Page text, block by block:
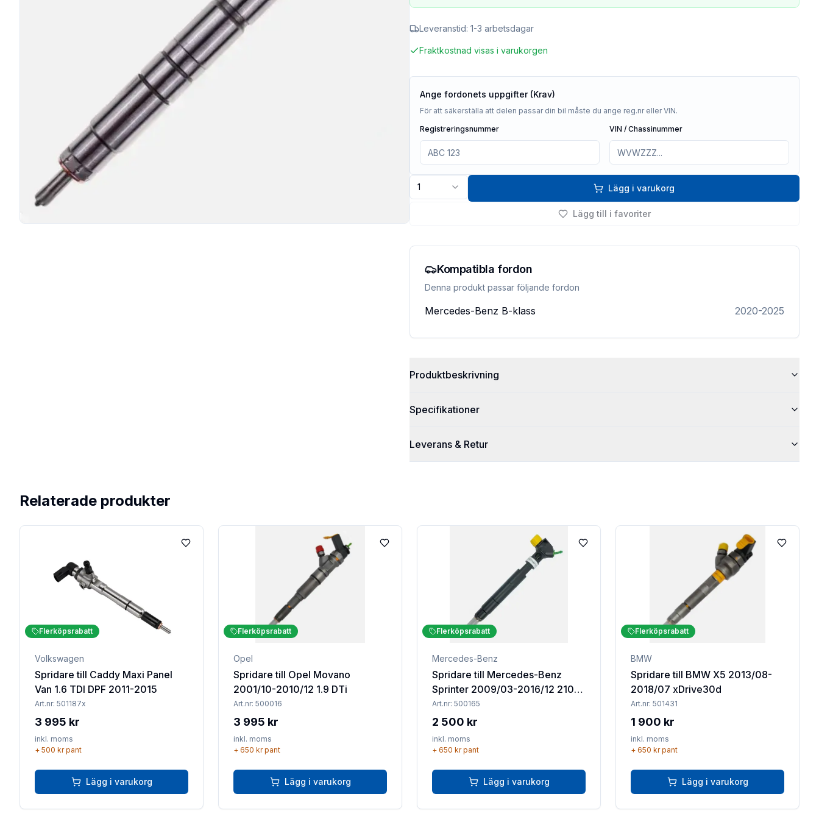
Leveranstid: 1-3 arbetsdagar
Fraktkostnad visas i varukorgen
Ange fordonets uppgifter (Krav)
För att säkerställa att delen passar din bil måste du ange reg.nr eller VIN.
Registreringsnummer
VIN / Chassinummer
1 Lägg i varukorg
Lägg till i favoriter
Kompatibla fordon
Denna produkt passar följande fordon
Mercedes-Benz B-klass 2020-2025
Produktbeskrivning
Specifikationer
Leverans & Retur
Relaterade produkter
Lägg till i favoriter
Flerköpsrabatt
Volkswagen
Spridare till Caddy Maxi Panel
Van 1.6 TDI DPF 2011-2015
Art.nr: 501187x
3 995 kr
inkl. moms
+ 500 krpant
Lägg i varukorg
Lägg till i favoriter
Flerköpsrabatt
Opel
Spridare till Opel Movano
2001/10-2010/12 1.9 DTi
Art.nr: 500016
3 995 kr
inkl. moms
+ 650 krpant
Lägg i varukorg
Lägg till i favoriter
Flerköpsrabatt
Mercedes-Benz
Spridare till Mercedes-Benz
Sprinter 2009/03-2016/12 210
CDi
Art.nr: 500165
2 500 kr
inkl. moms
+ 650 krpant
Lägg i varukorg
Lägg till
Flerköpsrabatt
BMW
Spridare till BMW X5 2013/08-
2018/07 xDrive30d
Art.nr: 501431
1 900 kr
inkl. moms
+ 650 krpant
Lägg i varukorg